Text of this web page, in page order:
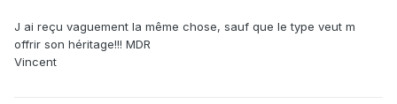
J ai reçu vaguement la même chose, sauf que le type veut m
offrir son héritage!!! MDR
Vincent